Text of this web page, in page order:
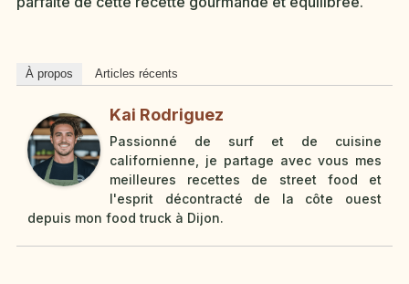
À propos Articles récents
Kai Rodriguez
Passionné de surf et de cuisine
californienne, je partage avec vous mes
meilleures recettes de street food et
l'esprit décontracté de la côte ouest
depuis mon food truck à Dijon.